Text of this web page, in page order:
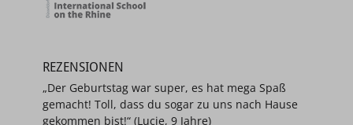
REZENSIONEN
„Der Geburtstag war super, es hat mega Spaß
gemacht! Toll, dass du sogar zu uns nach Hause
gekommen bist!“ (Lucie, 9 Jahre)